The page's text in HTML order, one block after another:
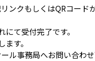
ンクもしくはQRコード
て受付完了です。
す。
ル事務局へお問い合わせ